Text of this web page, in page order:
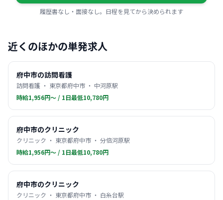
履歴書なし・面接なし。日程を見てから決められます
近くのほかの単発求人
府中市の訪問看護
訪問看護 ・ 東京都府中市 ・ 中河原駅
時給1,956円〜 / 1日最低10,780円
府中市のクリニック
クリニック ・ 東京都府中市 ・ 分倍河原駅
時給1,956円〜 / 1日最低10,780円
府中市のクリニック
クリニック ・ 東京都府中市 ・ 白糸台駅